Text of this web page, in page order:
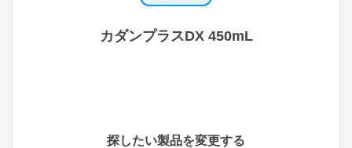
カダンプラスDX 450mL
探したい製品を変更する